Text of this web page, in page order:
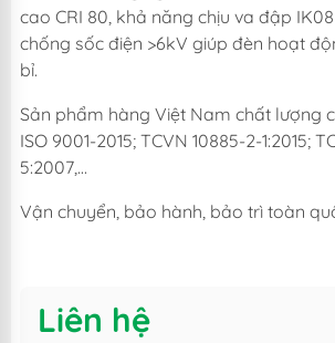
cao CRI 80, khả năng chịu va đập
chống sốc điện >6kV giúp đèn hoạt
bỉ.
Sản phẩm hàng Việt Nam chất lượng
ISO 9001-2015; TCVN 10885-2-1:2015;
5:2007,...
Vận chuyển, bảo hành, bảo trì toàn
Liên hệ